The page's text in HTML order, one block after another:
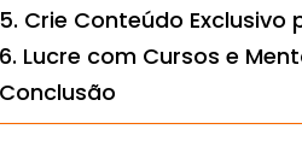
5. Crie Conteúdo
6. Lucre com Cursos e
Conclusão